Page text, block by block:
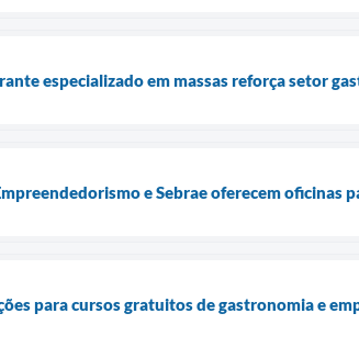
especializado em massas reforça setor
e Sebrae oferecem oficinas
para cursos gratuitos de gastronomia e